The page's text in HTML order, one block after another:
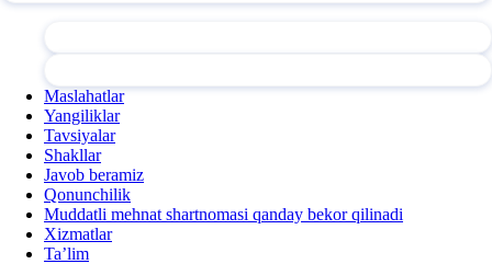
Maslahatlar
Yangiliklar
Tavsiyalar
Shakllar
Javob beramiz
Qonunchilik
Muddatli mehnat shartnomasi qanday bekor qilinadi
Xizmatlar
Ta’lim